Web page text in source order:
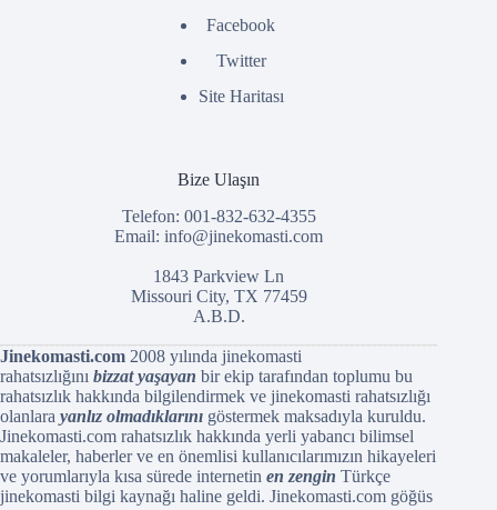
Facebook
Twitter
Site Haritası
Bize Ulaşın
Telefon: 001-832-632-4355
Email:info@jinekomasti.com
1843 Parkview Ln
Missouri City, TX 77459
A.B.D.
Jinekomasti.com 2008 yılında jinekomasti
rahatsızlığını bizzat yaşayan bir ekip tarafından toplumu bu
rahatsızlık hakkında bilgilendirmek ve jinekomasti rahatsızlığı
olanlara yanlız olmadıklarını göstermek maksadıyla kuruldu.
Jinekomasti.com rahatsızlık hakkında yerli yabancı bilimsel
makaleler, haberler ve en önemlisi kullanıcılarımızın hikayeleri
ve yorumlarıyla kısa sürede internetin en zengin Türkçe
jinekomasti bilgi kaynağı haline geldi. Jinekomasti.com göğüs